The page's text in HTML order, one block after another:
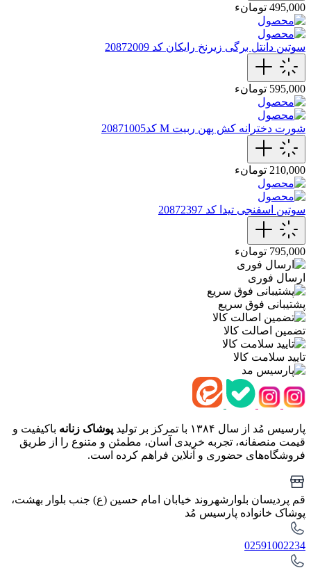
495,000 تومانء
سوتین دانتل برگی زیرنخ رایکان کد 20872009
595,000 تومانء
شورت دخترانه کش پهن ربیت M کد20871005
210,000 تومانء
سوتین اسفنجی تیدا کد 20872397
795,000 تومانء
ارسال فوری
پشتیبانی فوق سریع
تضمین اصالت کالا
تایید سلامت کالا
پارسیس مُد از سال ۱۳۸۴ با تمرکز بر تولید پوشاک زنانه باکیفیت و
قیمت منصفانه، تجربه خریدی آسان، مطمئن و متنوع را از طریق
فروشگاه‌های حضوری و آنلاین فراهم کرده است.
قم پردیسان بلوارشهروند خیابان امام حسین (ع) جنب بلوار بهشت،
پوشاک خانواده پارسیس مُد
02591002234